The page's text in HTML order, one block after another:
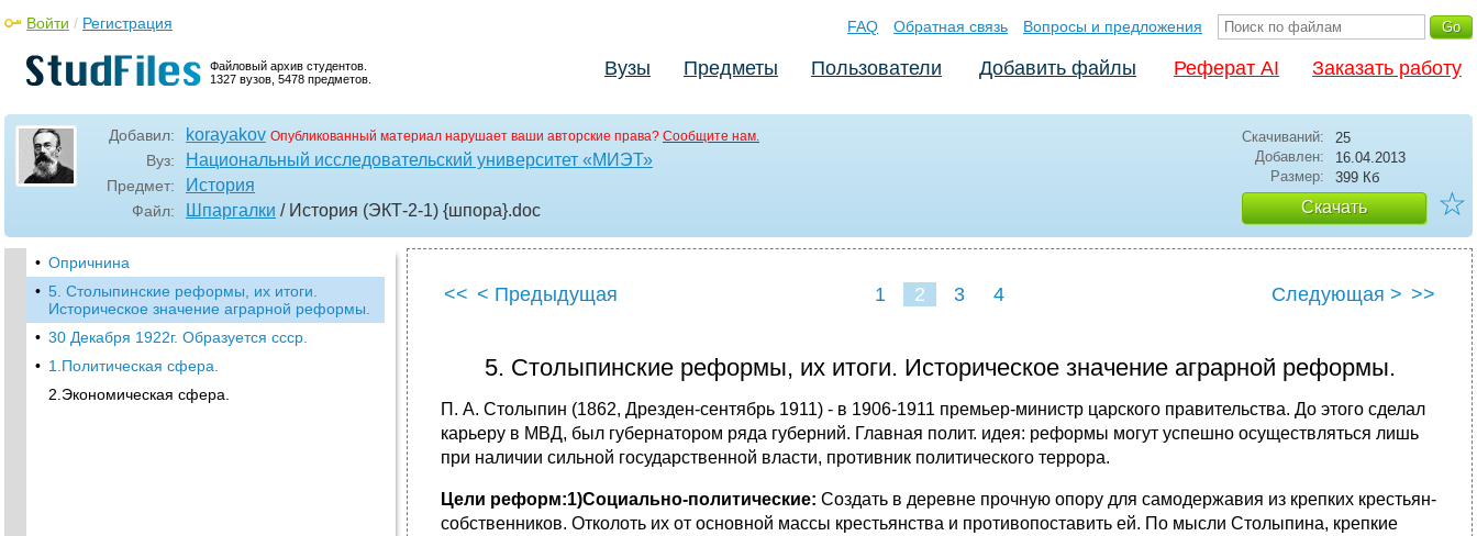
Файловый архив студентов.
1327 вузов, 5478 предметов.
Войти / Регистрация FAQ Обратная связь Вопросы и предложения
Вузы Предметы Пользователи Добавить файлы Реферат AI Заказать работу
Добавил: korayakov Опубликованный материал нарушает ваши авторские права? Сообщите нам.
Вуз: Национальный исследовательский университет «МИЭТ»
Предмет: История
Файл: Шпаргалки / История (ЭКТ-2-1) {шпора}.doc
Скачиваний:
25
Добавлен:
16.04.2013
Размер:
399 Кб
Скачать ☆
• Опричнина
• 5. Столыпинские реформы, их итоги.
Историческое значение аграрной реформы.
• 30 Декабря 1922г. Образуется ссср.
• 1.Политическая сфера.
2.Экономическая сфера.
<< < Предыдущая 1 2 3 4 Следующая > >>
5. Столыпинские реформы, их итоги. Историческое значение аграрной реформы.
П. А. Столыпин (1862, Дрезден-сентябрь 1911) - в 1906-1911 премьер-министр царского правительства. До этого сделал
карьеру в МВД, был губернатором ряда губерний. Главная полит. идея: реформы могут успешно осуществляться лишь
при наличии сильной государственной власти, противник политического террора.
Цели реформ:1)Социально-политические: Создать в деревне прочную опору для самодержавия из крепких крестьян-
собственников. Отколоть их от основной массы крестьянства и противопоставить ей. По мысли Столыпина, крепкие